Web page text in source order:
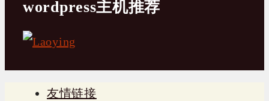
wordpress主机推荐
友情链接